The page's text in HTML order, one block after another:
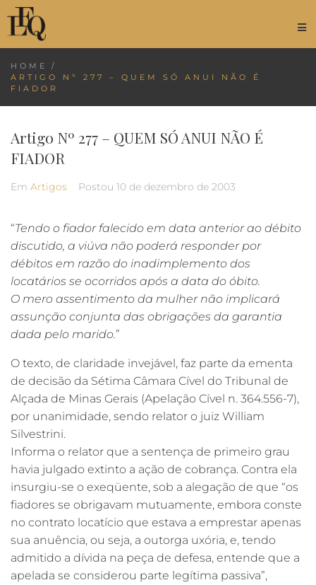
HOME
/
ARTIGO Nº 277 – QUEM SÓ ANUI NÃO É
FIADOR
Artigo Nº 277 – QUEM SÓ ANUI NÃO É
FIADOR
Em Artigos Postou 10 de dezembro de 2003
“Tendo o fiador falecido em data anterior ao débito
discutido, a viúva não poderá responder por
débitos em razão do inadimplemento dos
locatários se ocorridos após a data do óbito.
O mero assentimento da mulher não implicará
assunção conjunta das obrigações da garantia
dada pelo marido.”
O texto, de claridade invejável, faz parte da ementa
de decisão da Sétima Câmara Cível do Tribunal de
Alçada de Minas Gerais (Apelação Cível n. 364.556-7),
por unanimidade, sendo relator o juiz William
Silvestrini.
Informa o relator que a sentença de primeiro grau
havia julgado extinto a ação de cobrança. Contra ela
insurgiu-se o exeqüente, sob a alegação de que “os
fiadores se obrigavam mutuamente, embora conste
no contrato locatício que estava a emprestar apenas
sua anuência, ou seja, a outorga uxória, e, tendo
admitido a dívida na peça de defesa, entende que a
apelada se considerou parte legítima passiva”,